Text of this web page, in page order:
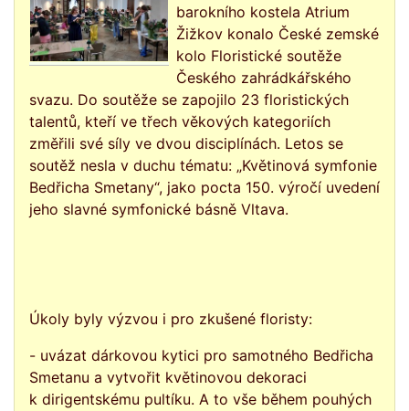
barokního kostela Atrium
Žižkov konalo České zemské
kolo Floristické soutěže
Českého zahrádkářského
svazu. Do soutěže se zapojilo 23 floristických
talentů, kteří ve třech věkových kategoriích
změřili své síly ve dvou disciplínách. Letos se
soutěž nesla v duchu tématu: „Květinová symfonie
Bedřicha Smetany“, jako pocta 150. výročí uvedení
jeho slavné symfonické básně Vltava.
Úkoly byly výzvou i pro zkušené floristy:
- uvázat dárkovou kytici pro samotného Bedřicha
Smetanu a vytvořit květinovou dekoraci
k dirigentskému pultíku. A to vše během pouhých